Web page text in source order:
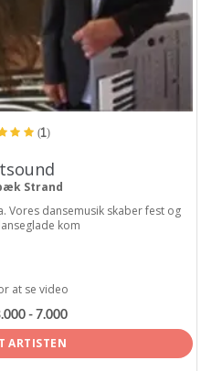
(1)
Strand
Vores dansemusik skaber fest og
kom
at se video
- 7.000
ARTISTEN